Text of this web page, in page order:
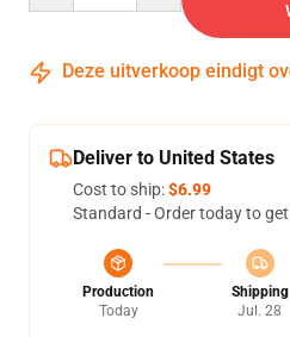
Deze uitverkoop eindigt
Deliver to United States
Cost to ship:$6.99
Standard - Order today to
Production
Today
Shipping
Jul. 28